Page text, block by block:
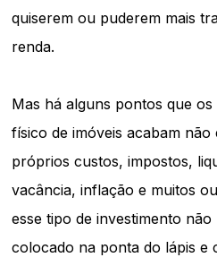
quiserem ou puderem mais
renda.
Mas há alguns pontos que
físico de imóveis acabam
próprios custos, impostos,
vacância, inflação e muitos
esse tipo de investimento
colocado na ponta do lápis e